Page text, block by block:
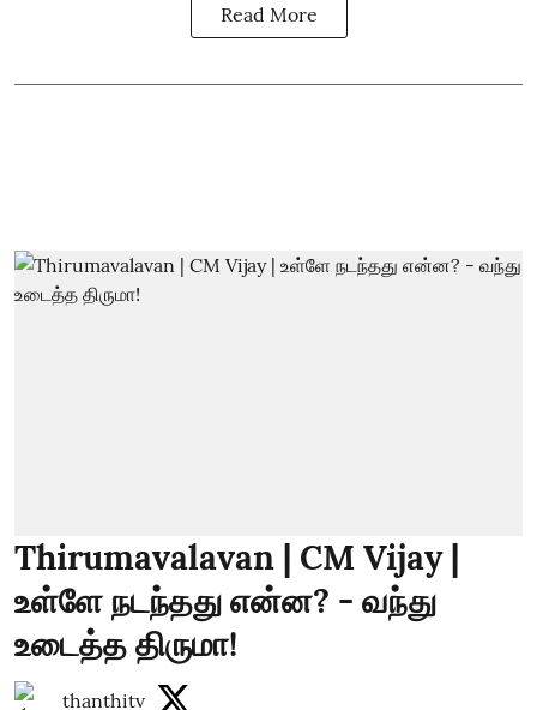
Read More
Thirumavalavan | CM Vijay |
உள்ளே நடந்தது என்ன? - வந்து
உடைத்த திருமா!
thanthitv